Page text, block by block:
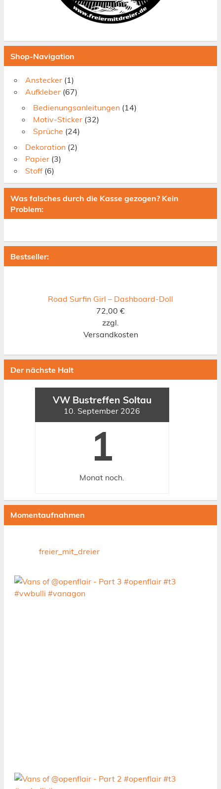
Shop-Navigation
Anstecker (1)
Aufkleber (67)
Bedienungsanleitungen (14)
Motiv-Sticker (32)
Sprüche (24)
Dekoration (2)
Papier (3)
Stoff (6)
Was falsches durch die Kasse gezogen? Kein
Problem:
Bestseller:
Road Surfin Girl – Dashboard-Doll
72,00 €
zzgl.
Versandkosten
Der nächste Halt
VW Bustreffen Soltau
10. September 2026
1
Monat noch.
Momentaufnahmen
freier_mit_dreier